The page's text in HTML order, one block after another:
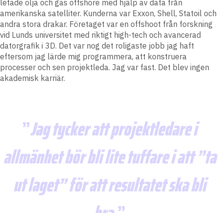
letade olja och gas offshore med hjälp av data från
amerikanska satelliter. Kunderna var Exxon, Shell, Statoil och
andra stora drakar. Företaget var en offshoot från forskning
vid Lunds universitet med riktigt high-tech och avancerad
datorgrafik i 3D. Det var nog det roligaste jobb jag haft
eftersom jag lärde mig programmera, att konstruera
processer och sen projektleda. Jag var fast. Det blev ingen
akademisk karriär.
Jag tycker att projektledare i
allmänhet bör bli lite tuffare i att ”ta
ut laget” för att resultatet ska bli